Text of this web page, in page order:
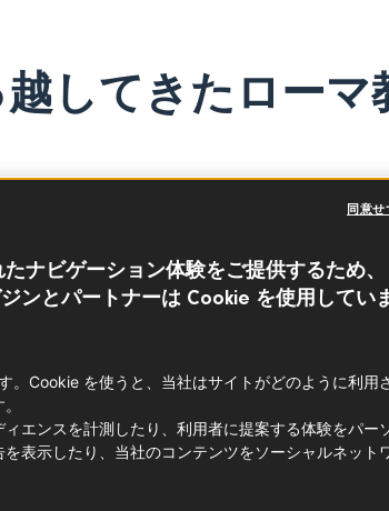
してきたローマ
約 13 億人いるカトリック信者
ック教会を指導する存在です
の関係を紐解いてみましょう
ナビゲーション体験をご提供するため
ンとパートナーは Cookie を使用してい
。Cookie を使うと、当社はサイトがどのように利用
エンスを計測したり、利用者に提案する体験をパー
表示したり、当社のコンテンツをソーシャルネット
同意